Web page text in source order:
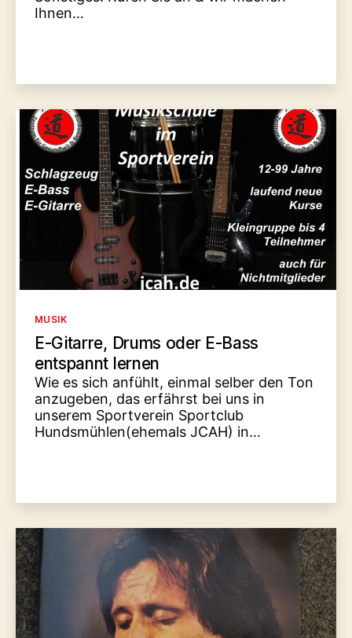
Ihnen…
Kategorien
MUSIK
E-Gitarre, Drums oder E-Bass
entspannt lernen
Wie es sich anfühlt, einmal selber den Ton
anzugeben, das erfährst bei uns in
unserem Sportverein Sportclub
Hundsmühlen(ehemals JCAH) in…